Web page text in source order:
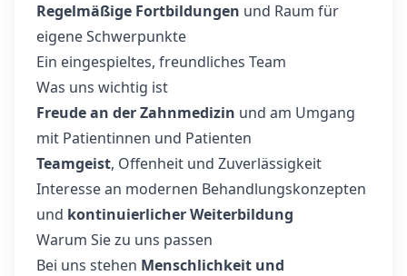
Regelmäßige Fortbildungen und Raum für
eigene Schwerpunkte
Ein eingespieltes, freundliches Team
Was uns wichtig ist
Freude an der Zahnmedizin und am Umgang
mit Patientinnen und Patienten
Teamgeist, Offenheit und Zuverlässigkeit
Interesse an modernen Behandlungskonzepten
und kontinuierlicher Weiterbildung
Warum Sie zu uns passen
Bei uns stehen Menschlichkeit und